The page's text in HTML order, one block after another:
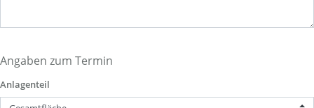
Angaben zum Termin
Anlagenteil